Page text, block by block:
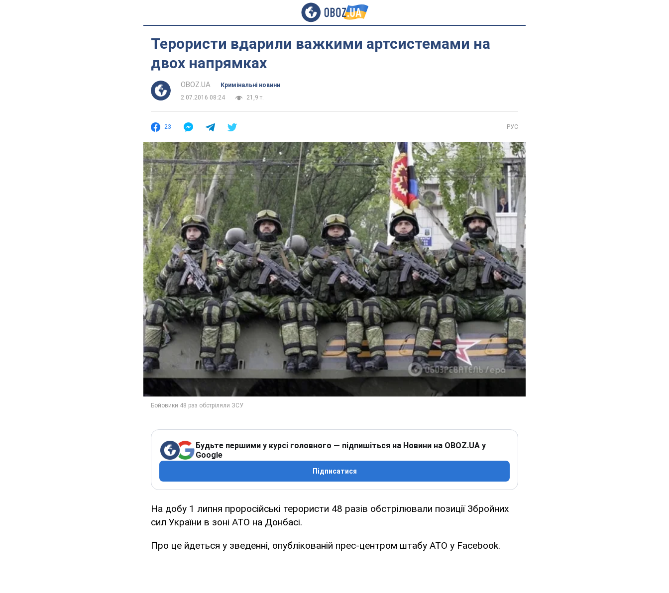
Терористи вдарили важкими артсистемами на
двох напрямках
OBOZ.UA
Кримінальні новини
2.07.2016 08:24
21,9 т.
23 РУС
Будьте першими у курсі головного — підпишіться на Новини на OBOZ.UA у
Google
Підписатися
На добу 1 липня проросійські терористи 48 разів обстрілювали позиції Збройних
сил України в зоні АТО на Донбасі.
Про це йдеться у зведенні, опублікованій прес-центром штабу АТО у Facebook.